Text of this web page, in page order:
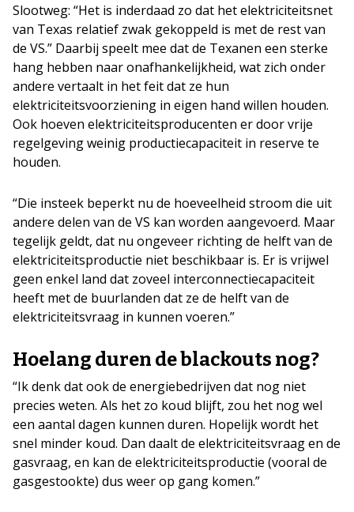
Slootweg: “Het is inderdaad zo dat het elektriciteitsnet
van Texas relatief zwak gekoppeld is met de rest van
de VS.” Daarbij speelt mee dat de Texanen een sterke
hang hebben naar onafhankelijkheid, wat zich onder
andere vertaalt in het feit dat ze hun
elektriciteitsvoorziening in eigen hand willen houden.
Ook hoeven elektriciteitsproducenten er door vrije
regelgeving weinig productiecapaciteit in reserve te
houden.
“Die insteek beperkt nu de hoeveelheid stroom die uit
andere delen van de VS kan worden aangevoerd. Maar
tegelijk geldt, dat nu ongeveer richting de helft van de
elektriciteitsproductie niet beschikbaar is. Er is vrijwel
geen enkel land dat zoveel interconnectiecapaciteit
heeft met de buurlanden dat ze de helft van de
elektriciteitsvraag in kunnen voeren.”
Hoelang duren de blackouts nog?
“Ik denk dat ook de energiebedrijven dat nog niet
precies weten. Als het zo koud blijft, zou het nog wel
een aantal dagen kunnen duren. Hopelijk wordt het
snel minder koud. Dan daalt de elektriciteitsvraag en de
gasvraag, en kan de elektriciteitsproductie (vooral de
gasgestookte) dus weer op gang komen.”